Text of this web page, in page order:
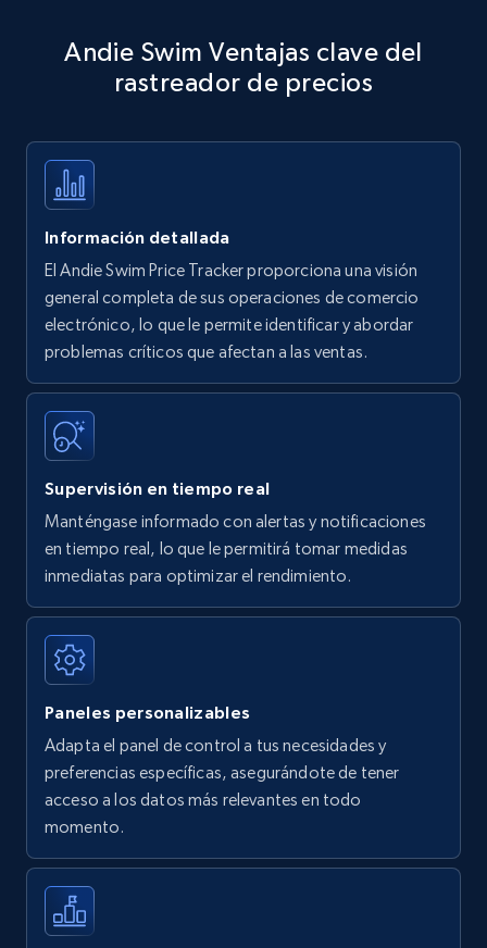
specific keywords
Title, Seller name, Brand, Description, Initial
35.3K+
Amazon products - find products by using
upc numbers
Title, Seller name, Brand, Description, Initial
price, Currency, Availability, Reviews count, and
35.3K+
Amazon Reviews
URL, Product name, Product rating, Product
Author name, Asin, and more.
7.4K+ 870+
Walmart - products
Specifications, Image urls, Top reviews, and
more.
Andie Swim Ventajas clave del
rastreador de precios
Información detallada
El Andie Swim Price Tracker proporciona una visión
general completa de sus operaciones de comercio
electrónico, lo que le permite identificar y abordar
problemas críticos que afectan a las ventas.
Supervisión en tiempo real
Manténgase informado con alertas y notificaciones
en tiempo real, lo que le permitirá tomar medidas
inmediatas para optimizar el rendimiento.
Paneles personalizables
Adapta el panel de control a tus necesidades y
preferencias específicas, asegurándote de tener
acceso a los datos más relevantes en todo
momento.